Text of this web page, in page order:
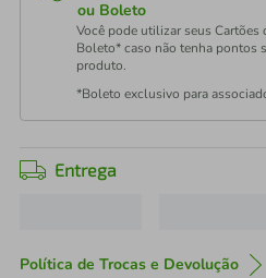
ou Boleto
Você pode utilizar seus Cartões
Boleto* caso não tenha pontos
produto.
*Boleto exclusivo para
Entrega
Política de Trocas e Devolução